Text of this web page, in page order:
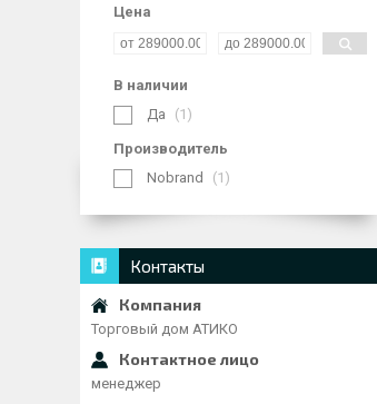
Цена
В наличии
Да
1
Производитель
Nobrand
1
Контакты
Торговый дом АТИКО
менеджер